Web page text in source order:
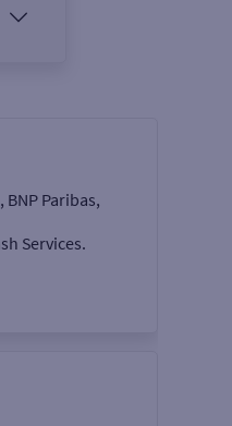
Paribas,
Services.